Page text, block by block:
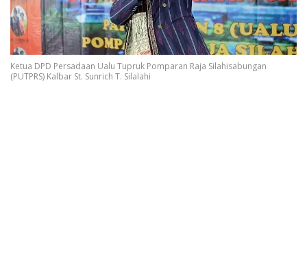
Ketua DPD Persadaan Ualu Tupruk Pomparan Raja Silahisabungan
(PUTPRS) Kalbar St. Sunrich T. Silalahi